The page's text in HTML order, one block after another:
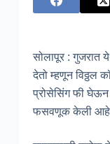
सोलापूर : गुजरात
देतो म्हणून विठ्ठल
प्रोसेसिंग फी घेऊन
फसवणूक केली